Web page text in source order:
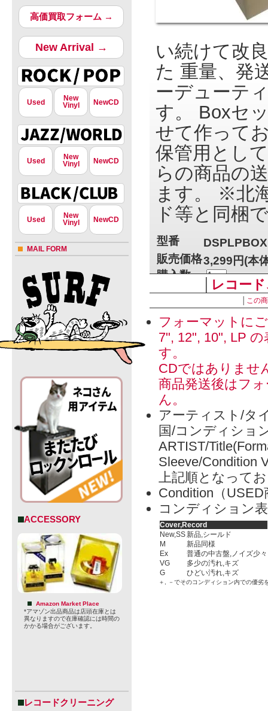
高価買取フォーム →
New Arrival →
Used
New
Vinyl
NewCD
Used
New
Vinyl
NewCD
Used
New
Vinyl
NewCD
MAIL FORM
ACCESSORY
Amazon Market Place
*アマゾン出品商品は店頭在庫とは
異なりますので在庫確認には時間の
かかる場合がございます。
レコードクリーニング
い続けて改
た 重量、発
ーデューテ
す。 Boxセ
せて作って
保管用とし
らの商品の
ます。 ※北
ド等と同梱
型番
販売価格3,299円(本
購入数
» 特定商取引法に
レコー
この
フォーマットに
7", 12", 10", LP
す。
CDではありませ
商品発送後はフ
ん。
アーティスト/タ
国/コンディショ
ARTIST/
Sleeve/Condition
上記順となって
Condition（
コンディション
Cover,Record
New,SS新品,シールド
M
新品同様
Ex
普通の中古盤,ノイズ少々
VG
多少の汚れ,キズ
G
ひどい汚れ,キズ
＋, －でそのコンディション内での優劣